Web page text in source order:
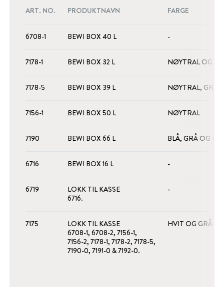
ART. NO. PRODUKTNAVN FARGE
6708-1 BEWI BOX 40 L -
7178-1 BEWI BOX 32 L NØYTRAL OG
7178-5 BEWI BOX 39 L NØYTRAL, GRÅ
7156-1 BEWI BOX 50 L NØYTRAL
7190 BEWI BOX 66 L BLÅ, GRÅ OG
6716 BEWI BOX 16 L -
6719
LOKK TIL KASSE
6716.
-
7175
LOKK TIL KASSE
6708-1, 6708-2, 7156-1,
7156-2, 7178-1, 7178-2, 7178-5,
7190-0, 7191-0 & 7192-0.
HVIT OG GRÅ